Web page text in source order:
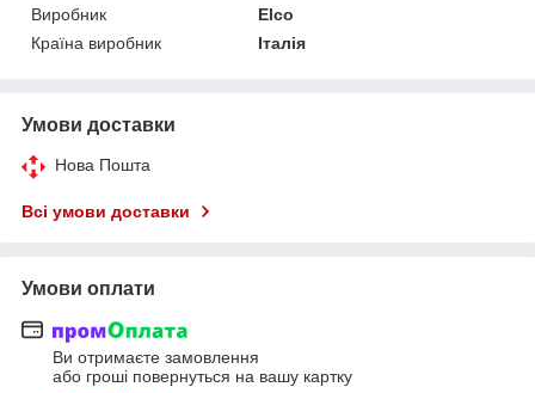
Виробник
Elco
Країна виробник
Італія
Умови доставки
Нова Пошта
Всі умови доставки
Умови оплати
Ви отримаєте замовлення
або гроші повернуться на вашу картку